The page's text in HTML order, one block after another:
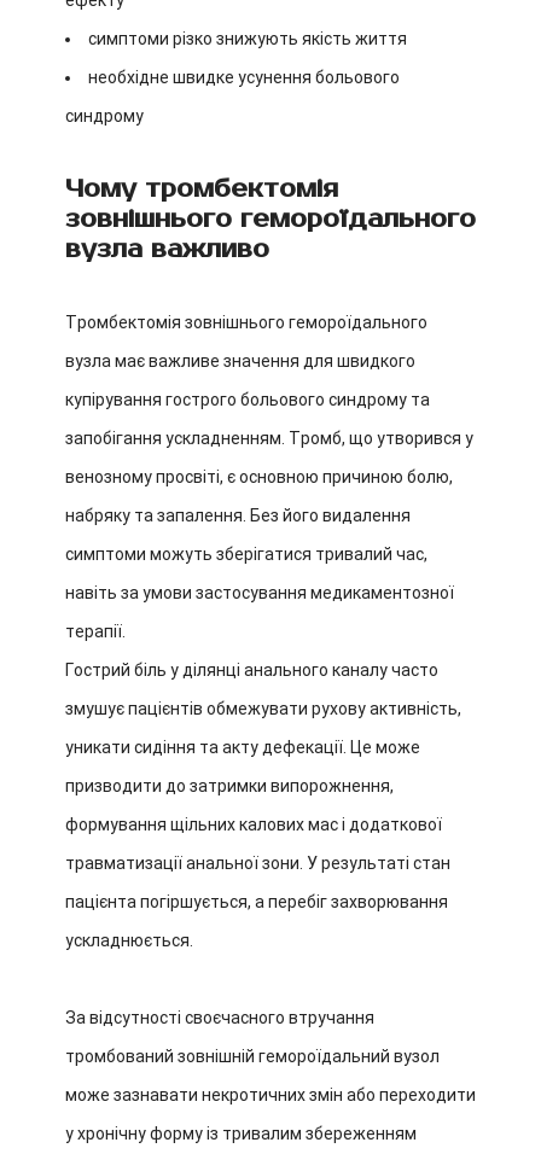
симптоми різко знижують якість життя
необхідне швидке усунення больового
синдрому
Чому тромбектомія
зовнішнього гемороїдального
вузла важливо
Тромбектомія зовнішнього гемороїдального
вузла має важливе значення для швидкого
купірування гострого больового синдрому та
запобігання ускладненням. Тромб, що утворився у
венозному просвіті, є основною причиною болю,
набряку та запалення. Без його видалення
симптоми можуть зберігатися тривалий час,
навіть за умови застосування медикаментозної
терапії.
Гострий біль у ділянці анального каналу часто
змушує пацієнтів обмежувати рухову активність,
уникати сидіння та акту дефекації. Це може
призводити до затримки випорожнення,
формування щільних калових мас і додаткової
травматизації анальної зони. У результаті стан
пацієнта погіршується, а перебіг захворювання
ускладнюється.
За відсутності своєчасного втручання
тромбований зовнішній гемороїдальний вузол
може зазнавати некротичних змін або переходити
у хронічну форму із тривалим збереженням